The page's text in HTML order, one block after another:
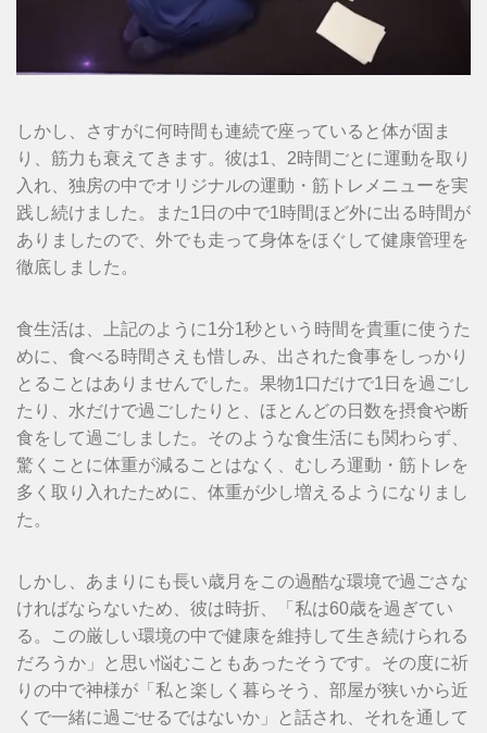
しかし、さすがに何時間も連続で座っていると体が固ま
り、筋力も衰えてきます。彼は1、2時間ごとに運動を取り
入れ、独房の中でオリジナルの運動・筋トレメニューを実
践し続けました。また1日の中で1時間ほど外に出る時間が
ありましたので、外でも走って身体をほぐして健康管理を
徹底しました。
食生活は、上記のように1分1秒という時間を貴重に使うた
めに、食べる時間さえも惜しみ、出された食事をしっかり
とることはありませんでした。果物1口だけで1日を過ごし
たり、水だけで過ごしたりと、ほとんどの日数を摂食や断
食をして過ごしました。そのような食生活にも関わらず、
驚くことに体重が減ることはなく、むしろ運動・筋トレを
多く取り入れたために、体重が少し増えるようになりまし
た。
しかし、あまりにも長い歳月をこの過酷な環境で過ごさな
ければならないため、彼は時折、「私は60歳を過ぎてい
る。この厳しい環境の中で健康を維持して生き続けられる
だろうか」と思い悩むこともあったそうです。その度に祈
りの中で神様が「私と楽しく暮らそう、部屋が狭いから近
くで一緒に過ごせるではないか」と話され、それを通して